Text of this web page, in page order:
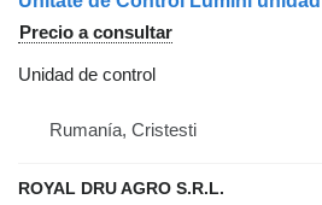
Precio a consultar
Unidad de control
Rumanía, Cristesti
ROYAL DRU AGRO S.R.L.